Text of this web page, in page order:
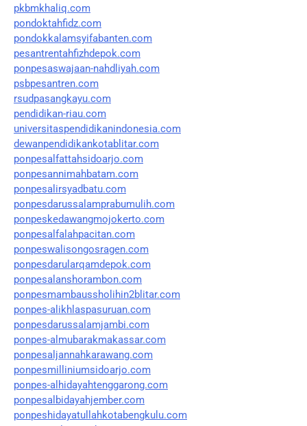
pkbmkhaliq.com
pondoktahfidz.com
pondokkalamsyifabanten.com
pesantrentahfizhdepok.com
ponpesaswajaan-nahdliyah.com
psbpesantren.com
rsudpasangkayu.com
pendidikan-riau.com
universitaspendidikanindonesia.com
dewanpendidikankotablitar.com
ponpesalfattahsidoarjo.com
ponpesannimahbatam.com
ponpesalirsyadbatu.com
ponpesdarussalamprabumulih.com
ponpeskedawangmojokerto.com
ponpesalfalahpacitan.com
ponpeswalisongosragen.com
ponpesdarularqamdepok.com
ponpesalanshorambon.com
ponpesmambaussholihin2blitar.com
ponpes-alikhlaspasuruan.com
ponpesdarussalamjambi.com
ponpes-almubarakmakassar.com
ponpesaljannahkarawang.com
ponpesmilliniumsidoarjo.com
ponpes-alhidayahtenggarong.com
ponpesalbidayahjember.com
ponpeshidayatullahkotabengkulu.com